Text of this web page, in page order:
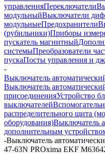
управленияПереключатели
модульныйВыключатели
модульныеПредохранители
(рубильники)Приборы
пускатель магнитный
системыПреобразователи
пускаПосты управления и
-
Выключатель
Выключатель
присоединенияУстройство
выключателей
распределительного щита
оборудования)Выключатель
дополнительным
-Выключатель
47-63N PROxima EKF